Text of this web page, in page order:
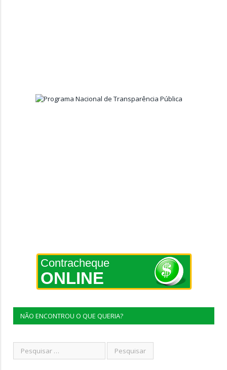
Contracheque
ONLINE
NÃO ENCONTROU O QUE QUERIA?